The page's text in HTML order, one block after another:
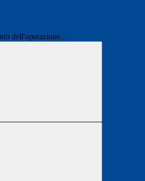
dell'operazione...